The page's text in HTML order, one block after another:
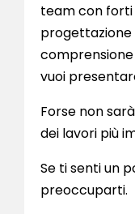
team con forti
comprensione
vuoi
Forse non
dei lavori più
Se ti senti un
preoccuparti.